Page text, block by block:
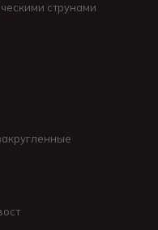
струнами